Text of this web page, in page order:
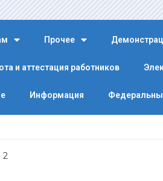
Прочее
и аттестация работников
Информация
2